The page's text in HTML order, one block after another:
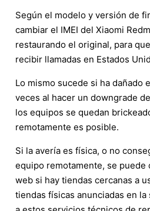
Según el modelo y versión de
cambiar el IMEI del Xiaomi
restaurando el original, para
recibir llamadas en Estados
Lo mismo sucede si ha dañado
veces al hacer un downgrade
los equipos se quedan
remotamente es posible.
Si la avería es física, o no
equipo remotamente, se puede
web si hay tiendas cercanas a
tiendas físicas anunciadas en